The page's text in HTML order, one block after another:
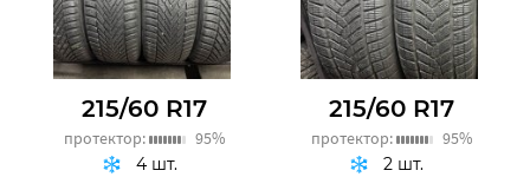
215/60 R17
протектор: 95%
4 шт.
215/60 R17
протектор: 95%
2 шт.